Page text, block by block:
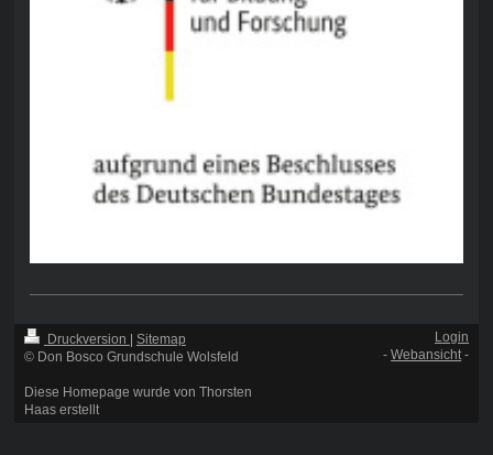
Druckversion
Sitemap
© Don Bosco Grundschule Wolsfeld
Diese Homepage wurde von Thorsten
Haas erstellt
Login
-Webansicht-